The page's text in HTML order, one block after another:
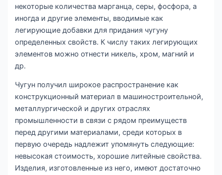
некоторые количества марганца, серы, фосфора, а
иногда и другие элементы, вводимые как
легирующие добавки для придания чугуну
определенных свойств. К числу таких легирующих
элементов можно отнести никель, хром, магний и
др.
Чугун получил широкое распространение как
конструкционный материал в машиностроительной,
металлургической и других отраслях
промышленности в связи с рядом преимуществ
перед другими материалами, среди которых в
первую очередь надлежит упомянуть следующие:
невысокая стоимость, хорошие литейные свойства.
Изделия, изготовленные из него, имеют достаточно